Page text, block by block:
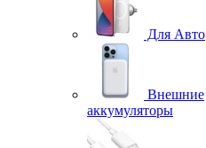
Для Авто
Внешние
аккумуляторы